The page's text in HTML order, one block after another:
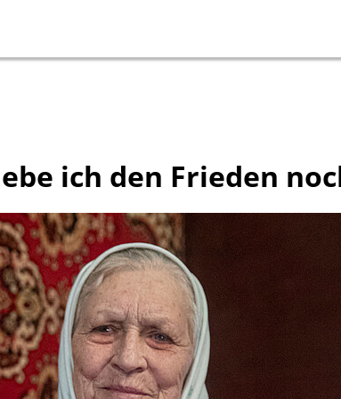
ich den Frieden